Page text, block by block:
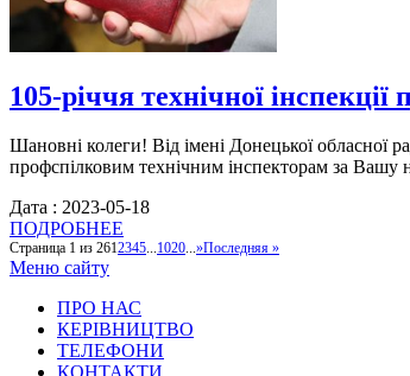
105-річчя технічної інспекції
Шановні колеги! Від імені Донецької обласної
профспілковим технічним інспекторам за Вашу
Дата : 2023-05-18
ПОДРОБНЕЕ
Страница 1 из 2612345...1020...»Последняя »
Меню сайту
ПРО НАС
КЕРІВНИЦТВО
ТЕЛЕФОНИ